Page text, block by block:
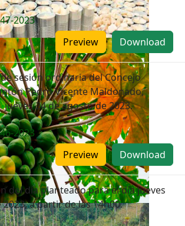
2023
Download
Preview
sesión ordinaria del Concejo
Pedro Vicente Maldonado,
24 de agosto de 2023.
2023
Download
Preview
del día planteado para el día jueves
a partir de las 14h00.